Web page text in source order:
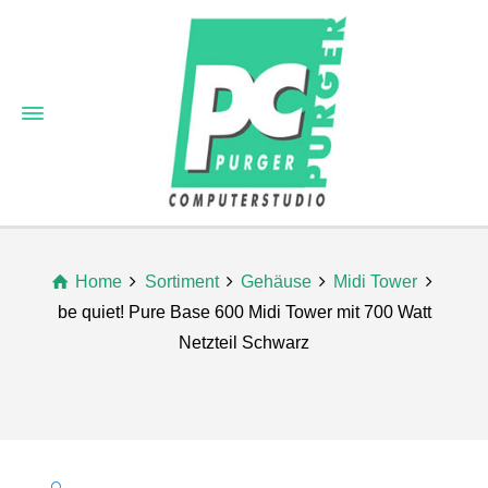
Home Sortiment Gehäuse
Midi Tower
be quiet! Pure Base 600 Midi Tower mit 700 Watt
Netzteil Schwarz